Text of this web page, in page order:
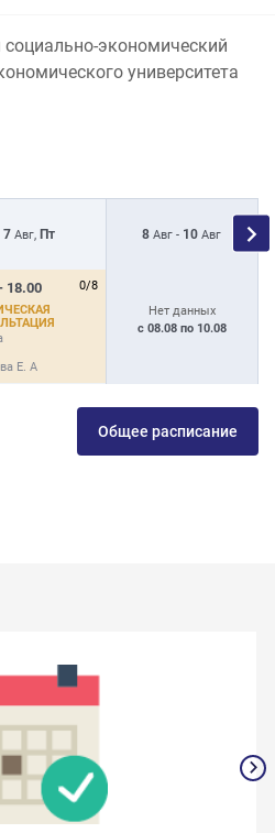
экономический
университета
7Авг, Пт 8 Авг - 10 Авг
18.00
0/8
Е. А
Нет данных
с 08.08 по 10.08
Общее расписание